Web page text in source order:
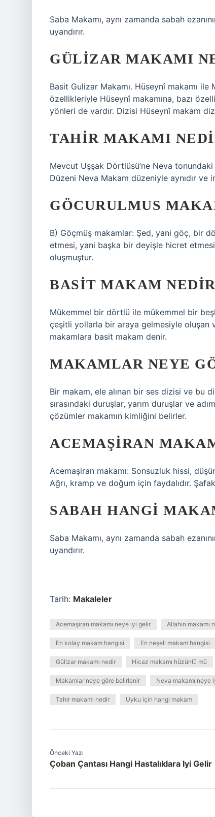
Saba Makamı, aynı zamanda sabah
uyandırır.
GÜLIZAR MAKAMI
Basit Gulizar Makamı. Hüseynî makamı ile
özellikleriyle Hüseynî makamına, bazı
yönleri de vardır. Dizisi Hüseynî makam
TAHIR MAKAMI
Mevcut Uşşak Dörtlüsü’ne Neva
Düzeni Neva Makam düzeniyle aynıdır ve
GÖCURULMUS
B) Göçmüş makamlar: Şed, yani göç, bir
etmesi, yani başka bir deyişle hicret
oluşmuştur.
BASIT MAKAM
Mükemmel bir dörtlü ile mükemmel bir
çeşitli yollarla bir araya gelmesiyle oluşan
makamlara basit makam denir.
MAKAMLAR NEYE
Bir makam, ele alınan bir ses dizisi ve bu
sırasındaki duruşlar, yarım duruşlar ve
çözümler makamın kimliğini belirler.
ACEMAŞIRAN
Acemaşiran makamı: Sonsuzluk hissi,
Ağrı, kramp ve doğum için faydalıdır.
SABAH HANGI
Saba Makamı, aynı zamanda sabah
uyandırır.
Tarih: Makaleler
Acemaşiran makamı neye iyi gelir Allahın makamı
En kolay makam hangisi En neşeli makam hangisi
Gülizar makamı nedir Hicaz makamı hüzünlü mü
Makamlar neye göre belirlenir Neva makamı neye
Tahir makamı nedir Uyku için hangi makam
Önceki Yazı
Çoban Çantası Hangi Hastalıklara Iyi Gelir